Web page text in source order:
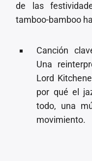
de las
tamboo-bamboo
Canción
Una
Lord
por qué el
todo, una
movimiento.